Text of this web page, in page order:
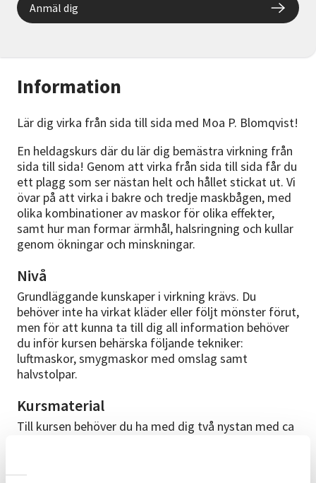
Information
Lär dig virka från sida till sida med Moa P. Blomqvist!
En heldagskurs där du lär dig bemästra virkning från
sida till sida! Genom att virka från sida till sida får du
ett plagg som ser nästan helt och hållet stickat ut. Vi
övar på att virka i bakre och tredje maskbågen, med
olika kombinationer av maskor för olika effekter,
samt hur man formar ärmhål, halsringning och kullar
genom ökningar och minskningar.
Nivå
Grundläggande kunskaper i virkning krävs. Du
behöver inte ha virkat kläder eller följt mönster förut,
men för att kunna ta till dig all information behöver
du inför kursen behärska följande tekniker:
luftmaskor, smygmaskor med omslag samt
halvstolpar.
Kursmaterial
Till kursen behöver du ha med dig två nystan med ca
rekommenderade stickor 4-5mm. Garnen bör vara i
Anmäl dig